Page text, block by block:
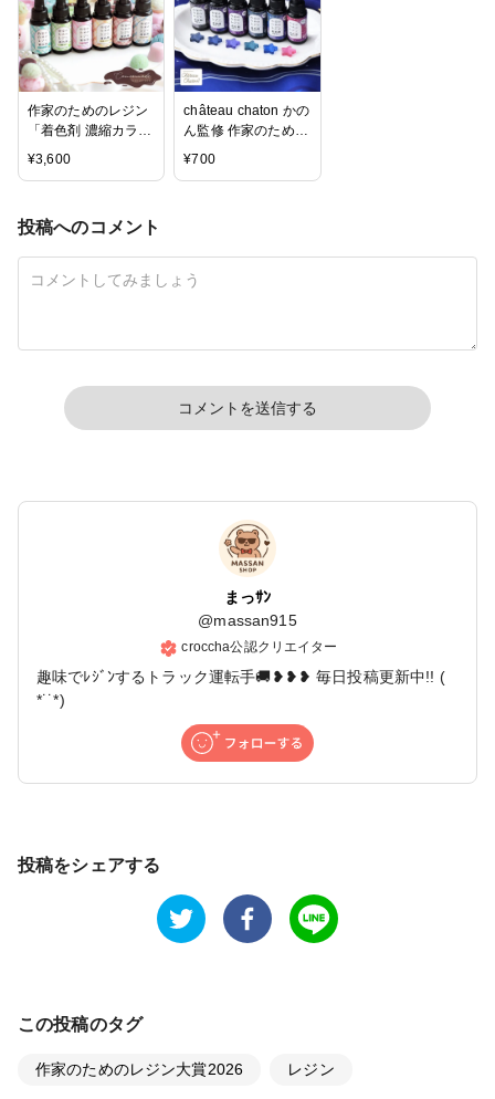
作家のためのレジン
「着色剤 濃縮カラー
レジン10g スイーツ
カラー6色」セット
¥3,600
château chaton かの
ん監修 作家のための
レジン 「着色剤 濃
¥700
投稿へのコメント
コメントを送信する
まっｻﾝ
@massan915
croccha公認クリエイター
趣味でﾚｼﾞﾝするトラック運転手🚚❥❥❥ 毎日投稿更新中!! (
*˙˙*)
投稿をシェアする
この投稿のタグ
作家のためのレジン大賞2026 レジン